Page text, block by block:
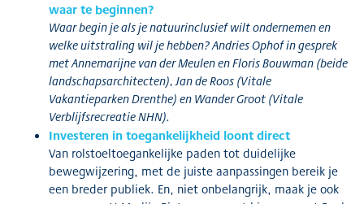
waar te beginnen?
Waar begin je als je natuurinclusief wilt ondernemen en
welke uitstraling wil je hebben? Andries Ophof in gesprek
met Annemarijne van der Meulen en Floris Bouwman (beide
landschapsarchitecten), Jan de Roos (Vitale
Vakantieparken Drenthe) en Wander Groot (Vitale
Verblijfsrecreatie NHN).
Investeren in toegankelijkheid loont direct
Van rolstoeltoegankelijke paden tot duidelijke
bewegwijzering, met de juiste aanpassingen bereik je
een breder publiek. En, niet onbelangrijk, maak je ook